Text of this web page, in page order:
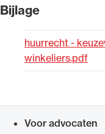
Bijlage
huurrecht -
winkeliers.pdf
Voor advocaten
de advocatuur